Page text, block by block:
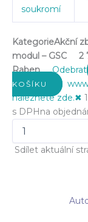
soukromí
KategorieAkční
modul – GSC
2
Raben
Odebrat
KOŠÍKU
naleznete zde.✖
s DPH na
Sdílet aktuální